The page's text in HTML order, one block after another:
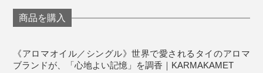
男性からも女性からも支持されている、珍しい「レッド
選ぶ人も多いのだとか。
革やプラスチックの上に置くのは避けてください。
火気の近く、高温となる場所での使用・保管は避け
直射日光、高温多湿、風通しの良い空間で使用した
場合、使用期間は短くなります。
商品を購入
《アロマオイル／シングル》世界で愛されるタイのアロマ
ブランドが、「心地よい記憶」を調香｜KARMAKAMET